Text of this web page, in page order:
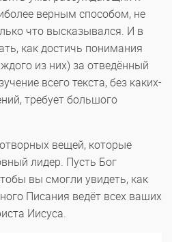
верным способом, не
что высказывался. И в
как достичь понимания
из них) за отведённый
всего текста, без каких-
требует большого
вещей, которые
лидер. Пусть Бог
вы смогли увидеть, как
Писания ведёт всех ваших
Иисуса.